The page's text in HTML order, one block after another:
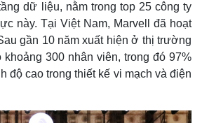
dữ liệu, nằm trong top 25 công ty
này. Tại Việt Nam, Marvell đã hoạt
gần 10 năm xuất hiện ở thị trường
khoảng 300 nhân viên, trong đó 97%
độ cao trong thiết kế vi mạch và điện